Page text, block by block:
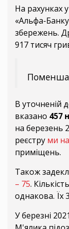
На рахунках
«Альфа-
збережень.
917 тисяч
В уточненій
вказано 457
на березень
реєстру ми
приміщень.
Також
– 75.
однакова. Їх
У березні